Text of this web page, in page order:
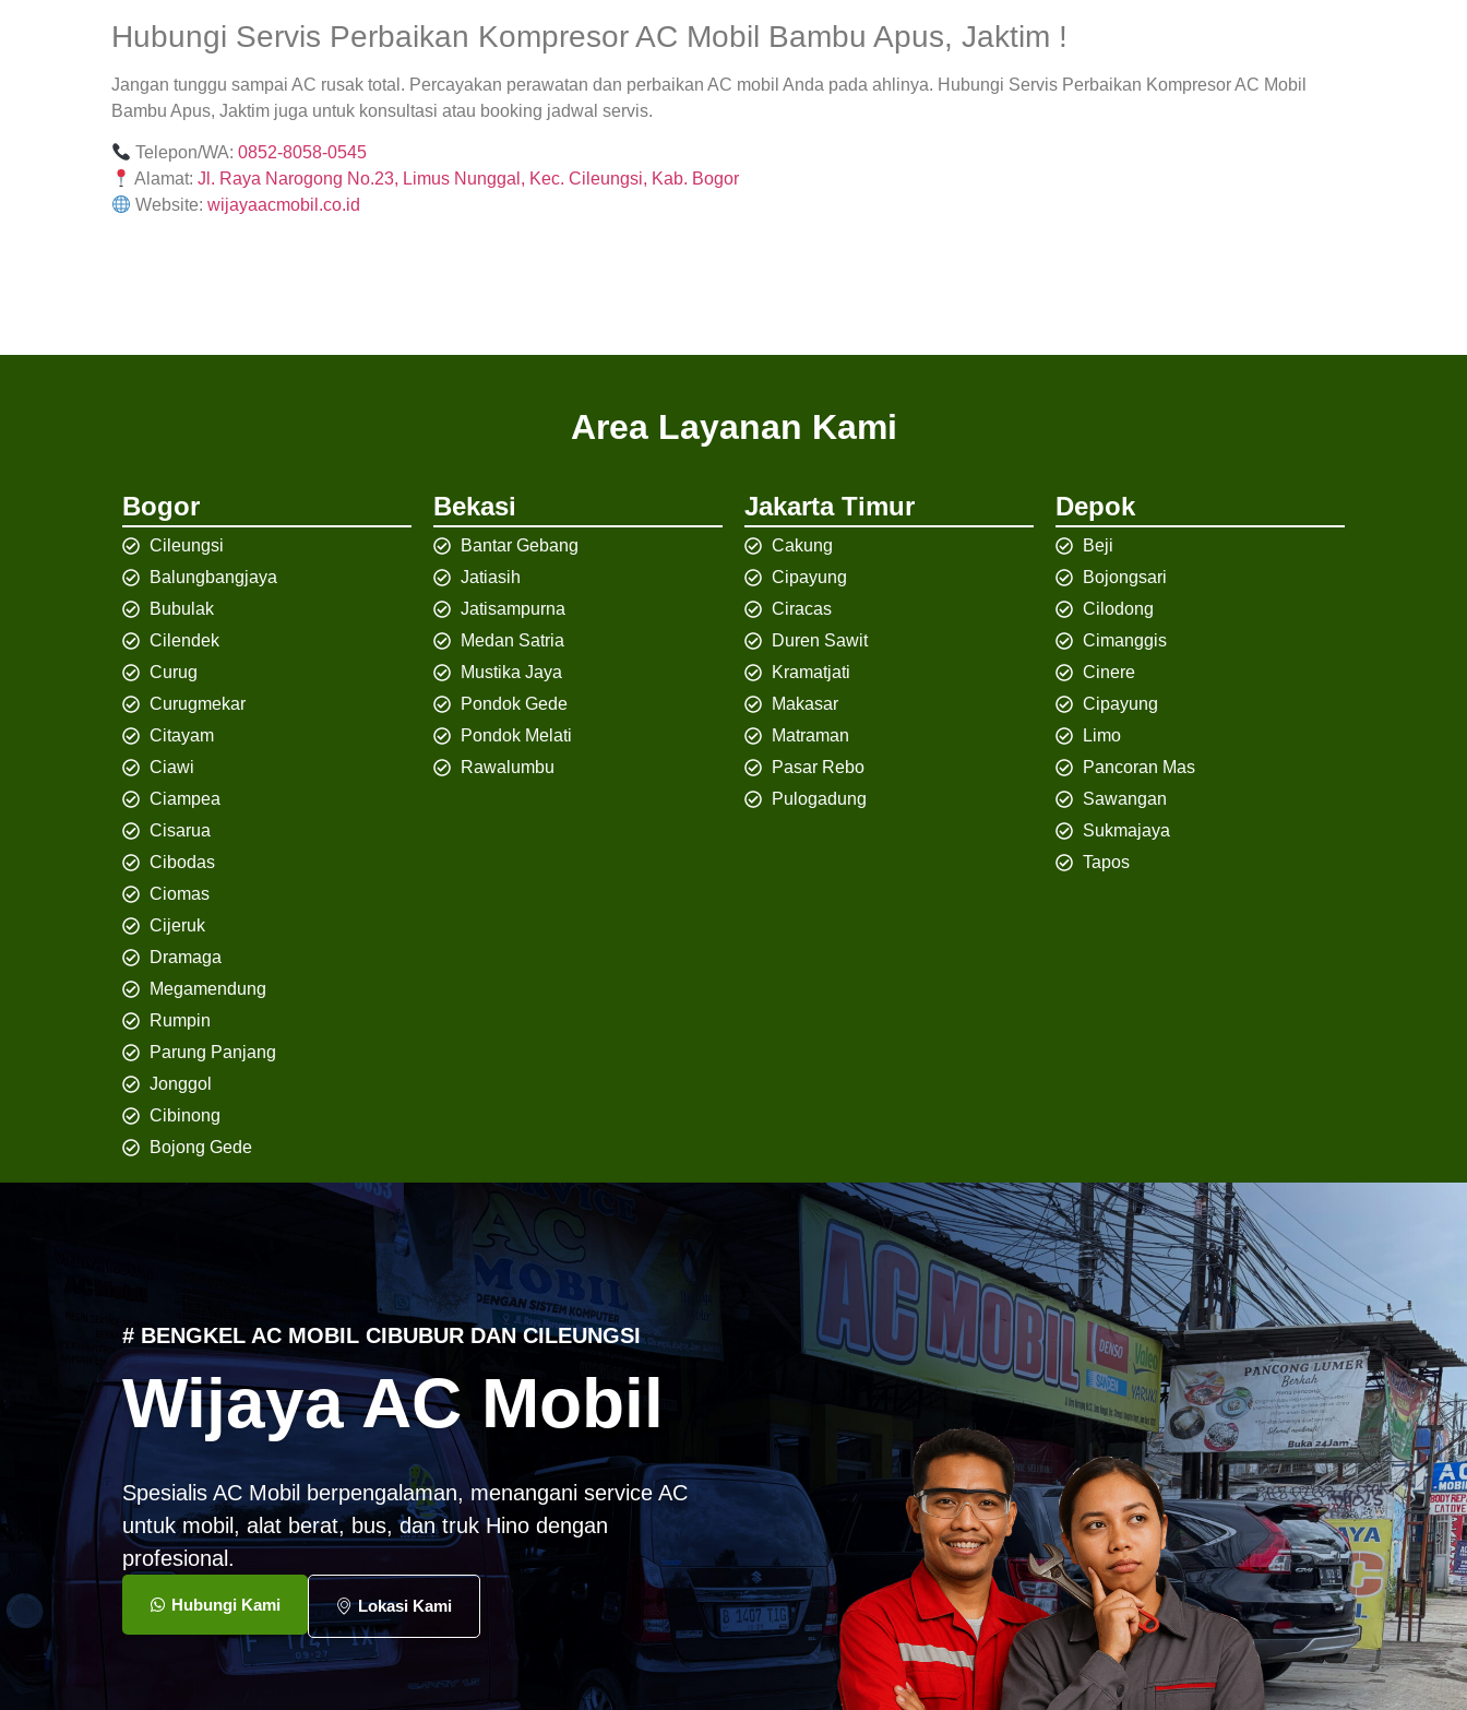
Hubungi Servis Perbaikan Kompresor AC Mobil Bambu Apus, Jaktim !
Jangan tunggu sampai AC rusak total. Percayakan perawatan dan perbaikan AC mobil Anda pada ahlinya. Hubungi Servis Perbaikan Kompresor AC Mobil
Bambu Apus, Jaktim juga untuk konsultasi atau booking jadwal servis.
Telepon/WA:0852-8058-0545
Alamat:Jl. Raya Narogong No.23, Limus Nunggal, Kec. Cileungsi, Kab. Bogor
Website:wijayaacmobil.co.id
Area Layanan Kami
Bogor
Cileungsi
Balungbangjaya
Bubulak
Cilendek
Curug
Curugmekar
Citayam
Ciawi
Ciampea
Cisarua
Cibodas
Ciomas
Cijeruk
Dramaga
Megamendung
Rumpin
Parung Panjang
Jonggol
Cibinong
Bojong Gede
Bekasi
Bantar Gebang
Jatiasih
Jatisampurna
Medan Satria
Mustika Jaya
Pondok Gede
Pondok Melati
Rawalumbu
Jakarta Timur
Cakung
Cipayung
Ciracas
Duren Sawit
Kramatjati
Makasar
Matraman
Pasar Rebo
Pulogadung
Depok
Beji
Bojongsari
Cilodong
Cimanggis
Cinere
Cipayung
Limo
Pancoran Mas
Sawangan
Sukmajaya
Tapos
# BENGKEL AC MOBIL CIBUBUR DAN CILEUNGSI
Wijaya AC Mobil
Spesialis AC Mobil berpengalaman, menangani service AC
untuk mobil, alat berat, bus, dan truk Hino dengan
profesional.
Hubungi Kami Lokasi Kami